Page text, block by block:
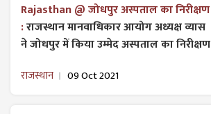
Rajasthan @ जोधपुर अस्पताल का निरीक्षण
:राजस्थान मानवाधिकार आयोग अध्यक्ष व्यास
ने जोधपुर में किया उम्मेद अस्पताल का निरीक्षण
राजस्थान 09 Oct 2021